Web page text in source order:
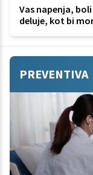
Vas napenja,
deluje, kot bi
PREVENTIVA